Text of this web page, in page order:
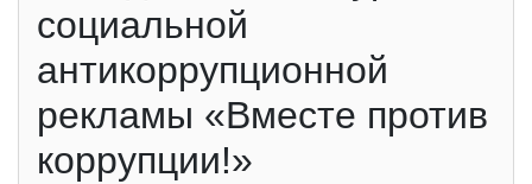
социальной
антикоррупционной
рекламы «Вместе против
коррупции!»